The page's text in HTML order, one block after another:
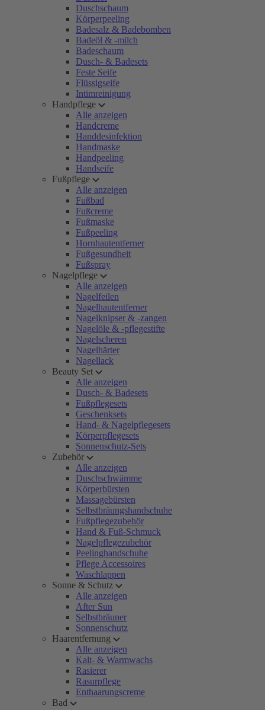
Duschschaum
Körperpeeling
Badesalz & Badebomben
Badeöl & -milch
Badeschaum
Dusch- & Badesets
Feste Seife
Flüssigseife
Intimreinigung
Handpflege
Alle anzeigen
Handcreme
Handdesinfektion
Handmaske
Handpeeling
Handseife
Fußpflege
Alle anzeigen
Fußbad
Fußcreme
Fußmaske
Fußpeeling
Hornhautentferner
Fußgesundheit
Fußspray
Nagelpflege
Alle anzeigen
Nagelfeilen
Nagelhautentferner
Nagelknipser & -zangen
Nagelöle & -pflegestifte
Nagelscheren
Nagelhärter
Nagellack
Beauty Set
Alle anzeigen
Dusch- & Badesets
Fußpflegesets
Geschenksets
Hand- & Nagelpflegesets
Körperpflegesets
Sonnenschutz-Sets
Zubehör
Alle anzeigen
Duschschwämme
Körperbürsten
Massagebürsten
Selbstbräungshandschuhe
Fußpflegezubehör
Hand & Fuß-Schmuck
Nagelpflegezubehör
Peelinghandschuhe
Pflege Accessoires
Waschlappen
Sonne & Schutz
Alle anzeigen
After Sun
Selbstbräuner
Sonnenschutz
Haarentfernung
Alle anzeigen
Kalt- & Warmwachs
Rasierer
Rasurpflege
Enthaarungscreme
Bad